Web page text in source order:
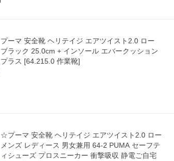
プーマ 安全靴 ヘリテイジ エアツイスト2.0 ロー
ブラック 25.0cm + インソール エバークッション
プラス [64.215.0 作業靴]
☆プーマ 安全靴 ヘリテイジ エアツイスト2.0 ロー
メンズ レディース 男女兼用 64-2 PUMA セーフテ
ィシューズ プロスニーカー 衝撃吸収 静電ご自宅